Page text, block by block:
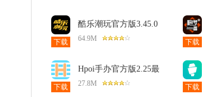
下载
酷乐潮玩官方版3.45.0
最新版
64.9M 下载
下载
Hpoi手办官方版2.25最
新版
27.8M 下载